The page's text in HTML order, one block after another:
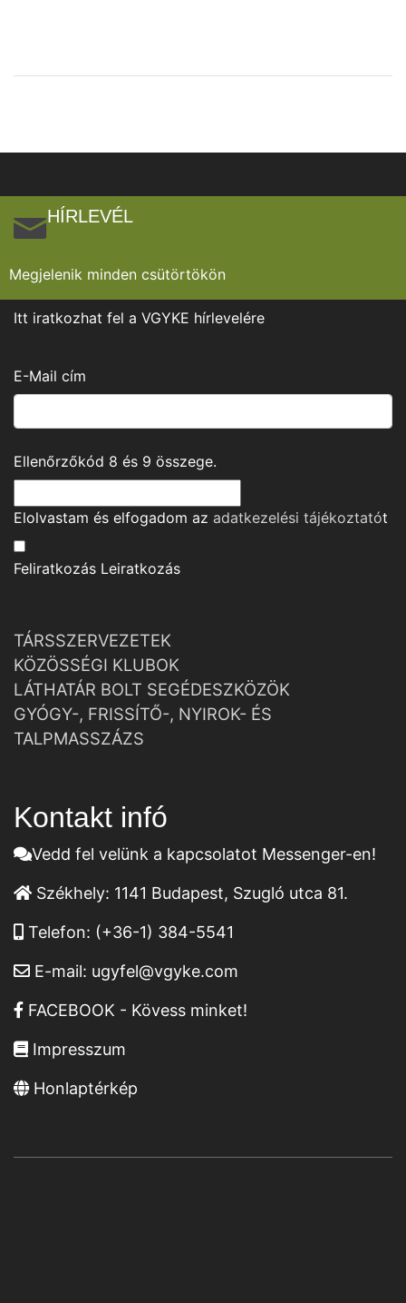
HÍRLEVÉL
Megjelenik minden csütörtökön
Itt iratkozhat fel a VGYKE hírlevelére
E-Mail cím
Ellenőrzőkód 8 és 9 összege.
Elolvastam és elfogadom az adatkezelési tájékoztatót
Feliratkozás Leiratkozás
TÁRSSZERVEZETEK
KÖZÖSSÉGI KLUBOK
LÁTHATÁR BOLT SEGÉDESZKÖZÖK
GYÓGY-, FRISSÍTŐ-, NYIROK- ÉS
TALPMASSZÁZS
Kontakt infó
Vedd fel velünk a kapcsolatot Messenger-en!
Székhely: 1141 Budapest, Szugló utca 81.
Telefon: (+36-1) 384-5541
E-mail: ugyfel@vgyke.com
FACEBOOK - Kövess minket!
Impresszum
Honlaptérkép